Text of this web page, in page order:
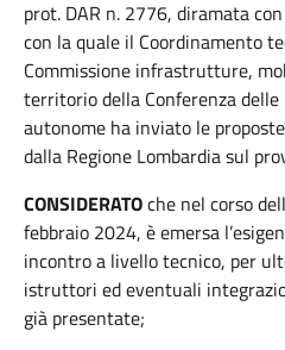
prot. DAR n. 2776, diramata
con la quale il Coordinamento
Commissione infrastrutture,
territorio della Conferenza
autonome ha inviato le
dalla Regione Lombardia sul
CONSIDERATOche nel corso
febbraio 2024, è emersa
incontro a livello tecnico, per
istruttori ed eventuali
già presentate;